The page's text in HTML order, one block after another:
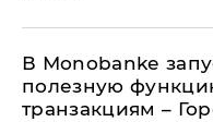
В Мonobankе
полезную
транзакциям –